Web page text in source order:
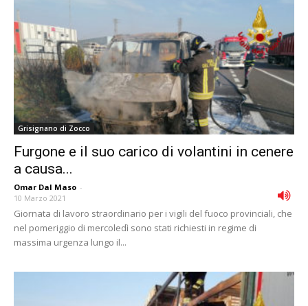
Grisignano di Zocco
Furgone e il suo carico di volantini in cenere
a causa...
Omar Dal Maso -
10 Marzo 2021
Giornata di lavoro straordinario per i vigili del fuoco provinciali, che
nel pomeriggio di mercoledì sono stati richiesti in regime di
massima urgenza lungo il...